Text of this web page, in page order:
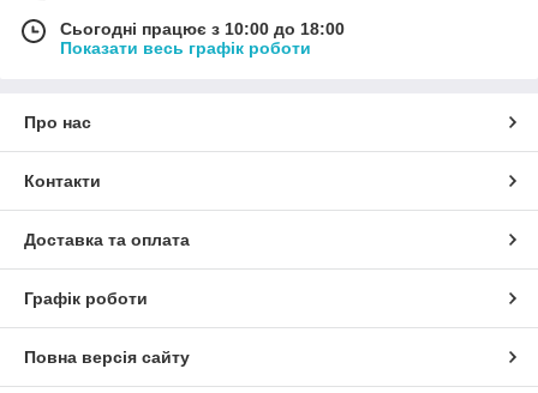
Сьогодні працює з 10:00 до 18:00
Показати весь графік роботи
Про нас
Контакти
Доставка та оплата
Графік роботи
Повна версія сайту